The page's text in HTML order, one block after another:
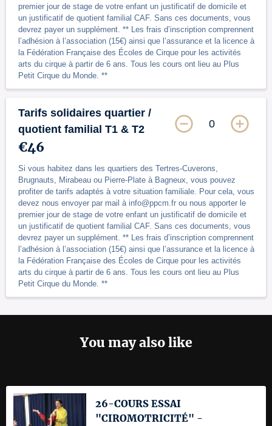
premier jour de stage de votre enfant un justificatif de domicile et
un justificatif de quotient familial CAF. Sans ces documents, vous
devrez payer un supplément. ** Les frais d’inscription comprennent
l’adhésion à l’association (15€) ainsi que l’assurance et la licence à
la Fédération Française des Écoles de Cirque pour les activités
arts du cirque à partir de 6 ans. Tous les cours ont lieu au Plus
Petit Cirque du Monde. **
Tarifs solidaires quartier /
quotient familial T1 & T2
€46
Si vous habitez dans les quartiers des Tertres-Cuverons,
Brugnauts, Mirabeau ou Pierre-Plate à Bagneux, vous pouvez
profiter de tarifs adaptés à votre situation familiale. Pour cela, vous
devez nous envoyer par mail à info@ppcm.fr ou nous apporter le
premier jour de stage de votre enfant un justificatif de domicile et
un justificatif de quotient familial CAF. Sans ces documents, vous
devrez payer un supplément. ** Les frais d’inscription comprennent
l’adhésion à l’association (15€) ainsi que l’assurance et la licence à
la Fédération Française des Écoles de Cirque pour les activités
arts du cirque à partir de 6 ans. Tous les cours ont lieu au Plus
Petit Cirque du Monde. **
0
You may also like
26-COURS ESSAI
"CIROMOTRICITÉ" -